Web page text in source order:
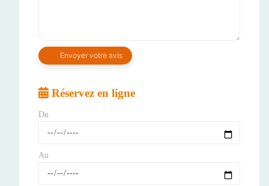
Réservez en ligne
Du
Au